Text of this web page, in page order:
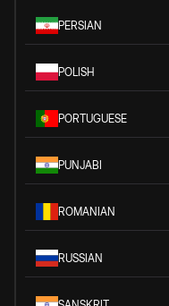
PERSIAN
POLISH
PORTUGUESE
PUNJABI
ROMANIAN
RUSSIAN